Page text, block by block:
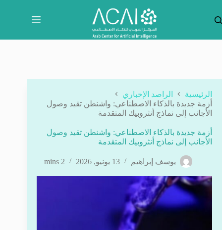
المحتوى
الرئيسية
الراصد الإخباري
أزمة جديدة بالذكاء الاصطناعي: واشنطن تقيد وصول
الأجانب إلى نماذج أنثروبيك المتقدمة
أزمة جديدة بالذكاء الاصطناعي: واشنطن تقيد وصول
الأجانب إلى نماذج أنثروبيك المتقدمة
يوسف إبراهيم 13 يونيو, 2026 2 mins